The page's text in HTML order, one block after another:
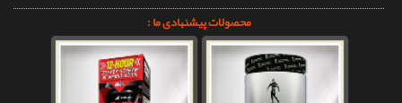
محصولات پیشنهادی ما :